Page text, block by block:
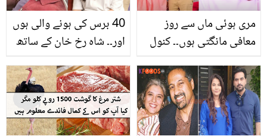
40 برس کی ہونے والی ہوں
اور۔۔ شاہ رخ خان کے ساتھ
شکار کیوں ہوگئیں تھیں؟
ماہرہ خان کا انکشاف
مری ہوئی ماں سے روز
معافی مانگتی ہوں۔۔ کنول
کیا کیا تھا جو آج بھی
افسوس ہے؟ بتاتے ہوئے رو
پڑیں